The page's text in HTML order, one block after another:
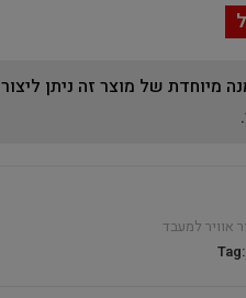
מיוחדת של מוצר זה ניתן ליצור
אוויר למעבד
Tag: